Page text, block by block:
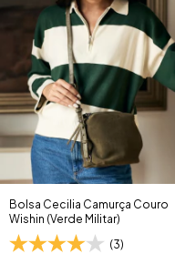
Bolsa Cecilia Camurça Couro
Wishin (Verde Militar)
(3)